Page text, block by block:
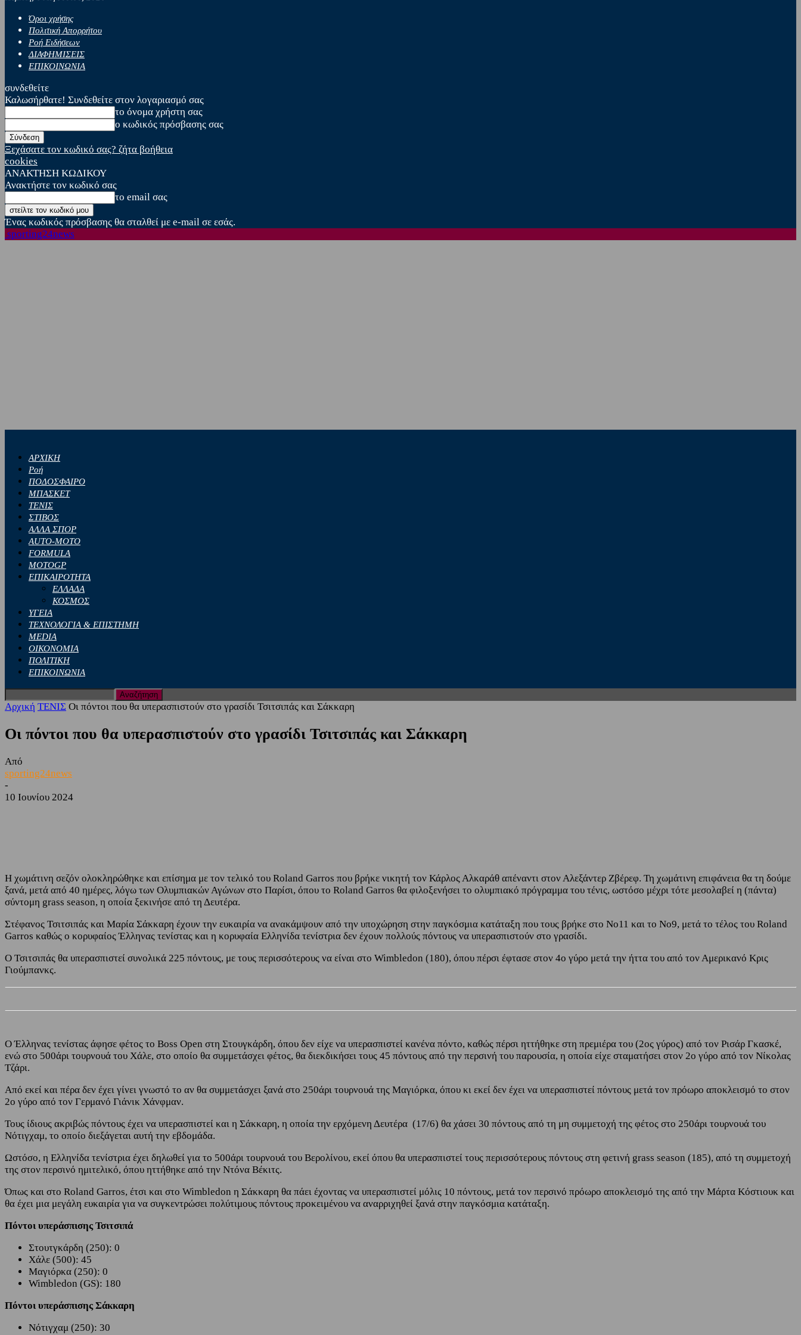
Όροι χρήσης
Πολιτική Απορρήτου
Ροή Ειδήσεων
ΔΙΑΦΗΜΙΣΕΙΣ
ΕΠΙΚΟΙΝΩΝΙΑ
συνδεθείτε
Καλωσήρθατε! Συνδεθείτε στον λογαριασμό σας
το όνομα χρήστη σας
ο κωδικός πρόσβασης σας
Ξεχάσατε τον κωδικό σας? ζήτα βοήθεια
cookies
ΑΝΑΚΤΗΣΗ ΚΩΔΙΚΟΥ
Ανακτήστε τον κωδικό σας
το email σας
Ένας κωδικός πρόσβασης θα σταλθεί με e-mail σε εσάς.
sporting24news
ΑΡΧΙΚΗ
Ροή
ΠΟΔΟΣΦΑΙΡΟ
ΜΠΑΣΚΕΤ
ΤΕΝΙΣ
ΣΤΙΒΟΣ
ΑΛΛΑ ΣΠΟΡ
AUTO-MOTO
FORMULA
MOTOGP
ΕΠΙΚΑΙΡΟΤΗΤΑ
ΕΛΛΑΔΑ
ΚΟΣΜΟΣ
ΥΓΕΙΑ
ΤΕΧΝΟΛΟΓΙΑ & ΕΠΙΣΤΗΜΗ
MEDIA
ΟΙΚΟΝΟΜΙΑ
ΠΟΛΙΤΙΚΗ
ΕΠΙΚΟΙΝΩΝΙΑ
Αρχική ΤΕΝΙΣ Οι πόντοι που θα υπερασπιστούν στο γρασίδι Τσιτσιπάς και Σάκκαρη
Οι πόντοι που θα υπερασπιστούν στο γρασίδι Τσιτσιπάς και Σάκκαρη
Από
sporting24news
-
10 Ιουνίου 2024
H χωμάτινη σεζόν ολοκληρώθηκε και επίσημα με τον τελικό του Roland Garros που βρήκε νικητή τον Κάρλος Αλκαράθ απέναντι στον Αλεξάντερ Ζβέρεφ. Τη χωμάτινη επιφάνεια θα τη δούμε
ξανά, μετά από 40 ημέρες, λόγω των Ολυμπιακών Αγώνων στο Παρίσι, όπου το Roland Garros θα φιλοξενήσει το ολυμπιακό πρόγραμμα του τένις, ωστόσο μέχρι τότε μεσολαβεί η (πάντα)
σύντομη grass season, η οποία ξεκινήσε από τη Δευτέρα.
Στέφανος Τσιτσιπάς και Μαρία Σάκκαρη έχουν την ευκαιρία να ανακάμψουν από την υποχώρηση στην παγκόσμια κατάταξη που τους βρήκε στο Νο11 και το Νο9, μετά το τέλος του Roland
Garros καθώς ο κορυφαίος Έλληνας τενίστας και η κορυφαία Ελληνίδα τενίστρια δεν έχουν πολλούς πόντους να υπερασπιστούν στο γρασίδι.
O Τσιτσιπάς θα υπερασπιστεί συνολικά 225 πόντους, με τους περισσότερους να είναι στο Wimbledon (180), όπου πέρσι έφτασε στον 4ο γύρο μετά την ήττα του από τον Αμερικανό Κρις
Γιούμπανκς.
Ο Έλληνας τενίστας άφησε φέτος το Boss Open στη Στουγκάρδη, όπου δεν είχε να υπερασπιστεί κανένα πόντο, καθώς πέρσι ηττήθηκε στη πρεμιέρα του (2ος γύρος) από τον Ρισάρ Γκασκέ,
ενώ στο 500άρι τουρνουά του Χάλε, στο οποίο θα συμμετάσχει φέτος, θα διεκδικήσει τους 45 πόντους από την περσινή του παρουσία, η οποία είχε σταματήσει στον 2ο γύρο από τον Νίκολας
Τζάρι.
Από εκεί και πέρα δεν έχει γίνει γνωστό το αν θα συμμετάσχει ξανά στο 250άρι τουρνουά της Μαγιόρκα, όπου κι εκεί δεν έχει να υπερασπιστεί πόντους μετά τον πρόωρο αποκλεισμό το στον
2ο γύρο από τον Γερμανό Γιάνικ Χάνφμαν.
Τους ίδιους ακριβώς πόντους έχει να υπερασπιστεί και η Σάκκαρη, η οποία την ερχόμενη Δευτέρα (17/6) θα χάσει 30 πόντους από τη μη συμμετοχή της φέτος στο 250άρι τουρνουά του
Νότιγχαμ, το οποίο διεξάγεται αυτή την εβδομάδα.
Ωστόσο, η Ελληνίδα τενίστρια έχει δηλωθεί για το 500άρι τουρνουά του Βερολίνου, εκεί όπου θα υπερασπιστεί τους περισσότερους πόντους στη φετινή grass season (185), από τη συμμετοχή
της στον περσινό ημιτελικό, όπου ηττήθηκε από την Ντόνα Βέκιτς.
Όπως και στο Roland Garros, έτσι και στο Wimbledon η Σάκκαρη θα πάει έχοντας να υπερασπιστεί μόλις 10 πόντους, μετά τον περσινό πρόωρο αποκλεισμό της από την Μάρτα Κόστιουκ και
θα έχει μια μεγάλη ευκαιρία για να συγκεντρώσει πολύτιμους πόντους προκειμένου να αναρριχηθεί ξανά στην παγκόσμια κατάταξη.
Πόντοι υπεράσπισης Τσιτσιπά
Στουτγκάρδη (250): 0
Χάλε (500): 45
Μαγιόρκα (250): 0
Wimbledon (GS): 180
Πόντοι υπεράσπισης Σάκκαρη
Νότιγχαμ (250): 30